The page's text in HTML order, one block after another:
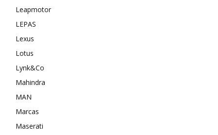
Leapmotor
LEPAS
Lexus
Lotus
Lynk&Co
Mahindra
MAN
Marcas
Maserati